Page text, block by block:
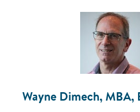
Wayne Dimech, MBA,